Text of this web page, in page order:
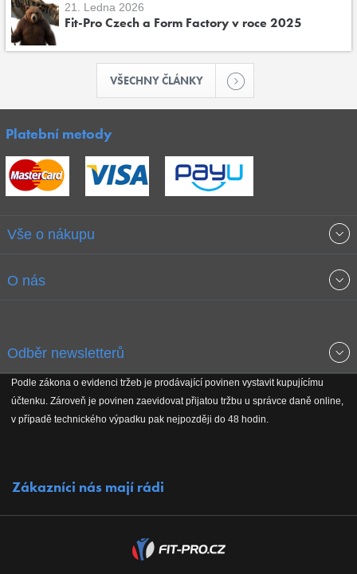
21. Ledna 2026
Fit-Pro Czech a Form Factory v roce 2025
VŠECHNY ČLÁNKY
Platební metody
Vše o nákupu
Obchodní podmínky
Reklamační řád
O nás
Koho podporujeme
Odběr newsletterů
Získejte přehled o novinkách, slevách, akčním zboží a upozornění
na nové články v magazínu!
Podle zákona o evidenci tržeb je prodávající povinen vystavit kupujícímu
účtenku. Zároveň je povinen zaevidovat přijatou tržbu u správce daně online,
v případě technického výpadku pak nejpozději do 48 hodin.
Zákazníci nás mají rádi